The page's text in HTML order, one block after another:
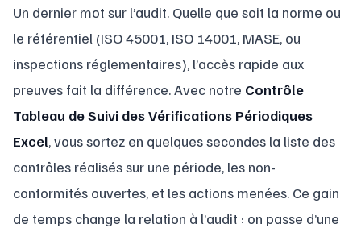
Un dernier mot sur l’audit. Quelle que soit la norme ou
le référentiel (ISO 45001, ISO 14001, MASE, ou
inspections réglementaires), l’accès rapide aux
preuves fait la différence. Avec notre Contrôle
Tableau de Suivi des Vérifications Périodiques
Excel, vous sortez en quelques secondes la liste des
contrôles réalisés sur une période, les non-
conformités ouvertes, et les actions menées. Ce gain
de temps change la relation à l’audit : on passe d’une